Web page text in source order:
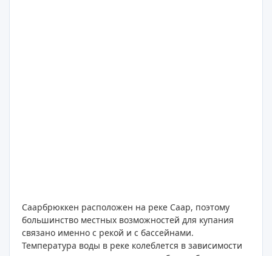
Саарбрюккен расположен на реке Саар, поэтому
большинство местных возможностей для купания
связано именно с рекой и с бассейнами.
Температура воды в реке колеблется в зависимости